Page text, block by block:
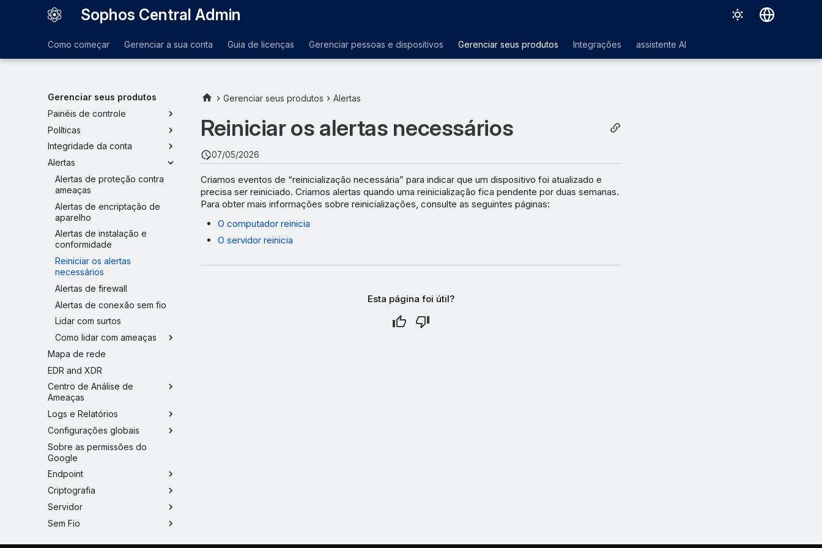
Sophos Central Admin
Como começar Gerenciar a sua conta Guia de licenças Gerenciar pessoas e dispositivos Gerenciar seus produtos Integrações assistente AI
Gerenciar seus produtos
Painéis de controle
Políticas
Integridade da conta
Alertas
Alertas de proteção contra
ameaças
Alertas de encriptação de
aparelho
Alertas de instalação e
conformidade
Reiniciar os alertas
necessários
Alertas de firewall
Alertas de conexão sem fio
Lidar com surtos
Como lidar com ameaças
Mapa de rede
EDR and XDR
Centro de Análise de
Ameaças
Logs e Relatórios
Configurações globais
Sobre as permissões do
Google
Endpoint
Criptografia
Servidor
Sem Fio
Gerenciar seus produtos Alertas
Reiniciar os alertas necessários
07/05/2026
Criamos eventos de “reinicialização necessária” para indicar que um dispositivo foi atualizado e
precisa ser reiniciado. Criamos alertas quando uma reinicialização fica pendente por duas semanas.
Para obter mais informações sobre reinicializações, consulte as seguintes páginas:
O computador reinicia
O servidor reinicia
Esta página foi útil?